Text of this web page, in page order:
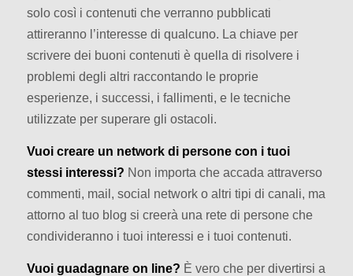
solo così i contenuti che verranno pubblicati
attireranno l’interesse di qualcuno. La chiave per
scrivere dei buoni contenuti è quella di risolvere i
problemi degli altri raccontando le proprie
esperienze, i successi, i fallimenti, e le tecniche
utilizzate per superare gli ostacoli.
Vuoi creare un network di persone con i tuoi
stessi interessi? Non importa che accada attraverso
commenti, mail, social network o altri tipi di canali, ma
attorno al tuo blog si creerà una rete di persone che
condivideranno i tuoi interessi e i tuoi contenuti.
Vuoi guadagnare on line? È vero che per divertirsi a